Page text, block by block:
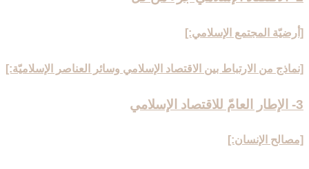
[أرضيّة المجتمع الإسلامي:]
[نماذج من الارتباط بين الاقتصاد الإسلامي وسائر العناصر الإسلاميّة:]
3- الإطار العامّ للاقتصاد الإسلامي‏
[مصالح الإنسان:]